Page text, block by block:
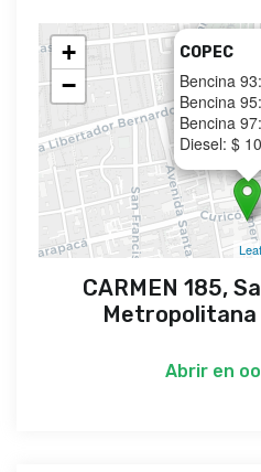
COPEC
Bencina
Bencina
Bencina
Diesel: $
+
−
CARMEN 185,
Metropolitana
Abrir en